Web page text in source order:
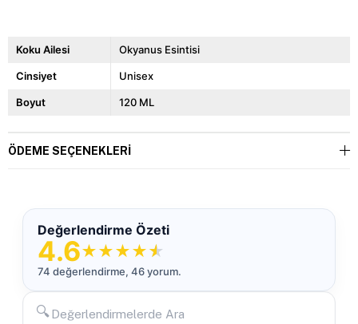
Koku Ailesi Okyanus Esintisi
Cinsiyet Unisex
Boyut 120 ML
ÖDEME SEÇENEKLERI
Değerlendirme Özeti
4.6★★★★★
74 değerlendirme, 46 yorum.
🔍